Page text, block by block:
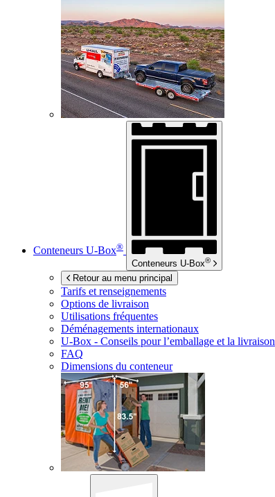
Conteneurs U-Box®
Conteneurs U-Box®
Retour au menu principal
Tarifs et renseignements
Options de livraison
Utilisations fréquentes
Déménagements internationaux
U-Box - Conseils pour l’emballage et la livraison
FAQ
Dimensions du conteneur